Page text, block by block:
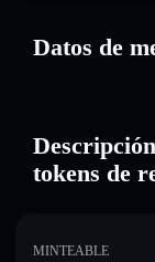
Datos de
tokens de
MINTEABLE